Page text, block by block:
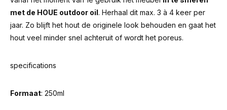
met de HOUE outdoor oil. Herhaal dit max. 3 à 4 keer per
jaar. Zo blijft het hout de originele look behouden en gaat het
hout veel minder snel achteruit of wordt het poreus.
specifications
Formaat: 250ml